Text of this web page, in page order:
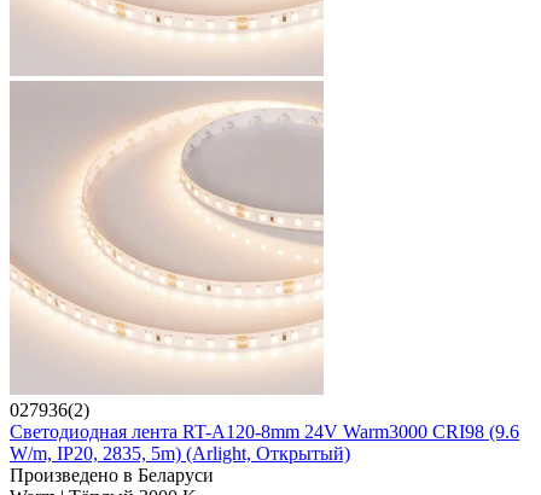
027936(2)
Светодиодная лента RT-A120-8mm 24V Warm3000 CRI98 (9.6
W/m, IP20, 2835, 5m) (Arlight, Открытый)
Произведено в Беларуси